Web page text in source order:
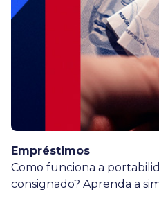
Empréstimos
Como funciona a
consignado? Aprenda a